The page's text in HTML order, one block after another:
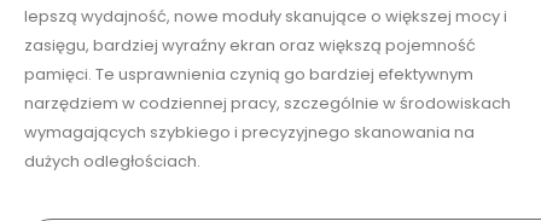
lepszą wydajność, nowe moduły skanujące o większej mocy i
zasięgu, bardziej wyraźny ekran oraz większą pojemność
pamięci. Te usprawnienia czynią go bardziej efektywnym
narzędziem w codziennej pracy, szczególnie w środowiskach
wymagających szybkiego i precyzyjnego skanowania na
dużych odległościach.